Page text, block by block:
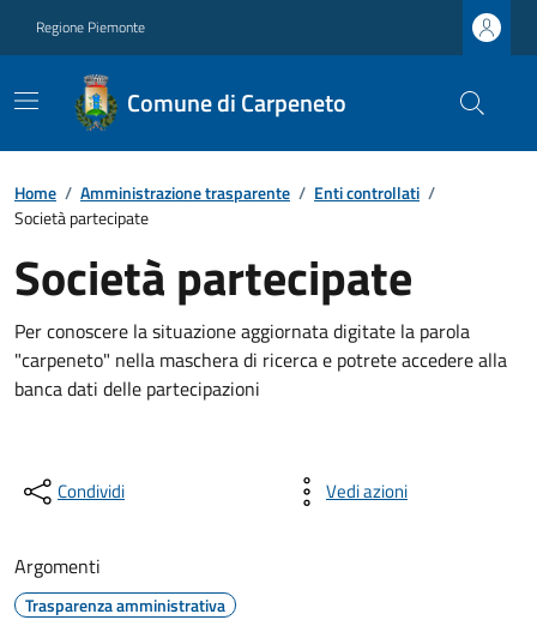
Regione Piemonte
Comune di Carpeneto
Home / Amministrazione trasparente / Enti controllati /
Società partecipate
Società partecipate
Per conoscere la situazione aggiornata digitate la parola
"carpeneto" nella maschera di ricerca e potrete accedere alla
banca dati delle partecipazioni
Condividi Vedi azioni
Argomenti
Trasparenza amministrativa